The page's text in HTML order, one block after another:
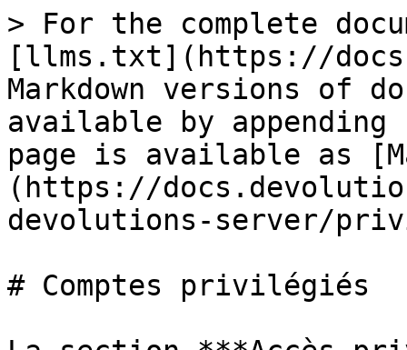
> For the complete documentation index, see [llms.txt](https://docs.devolutions.net/llms.txt). Markdown versions of documentation pages are available by appending `.md` to page URLs; this page is available as [Markdown](https://docs.devolutions.net/pam/fr/pam-with-devolutions-server/privileged-accounts.md).

# Comptes privilégiés

La section ***Accès privilégié*** permet de gérer tous les comptes privilégiés au sein d'un coffre PAM donné. Les comptes peuvent être organisés dans des dossiers ou enregistrés directement à la racine.

![](https://cdnweb.devolutions.net/docs/DVLS0000_2025_3.png)

Pour chaque compte privilégié, il est possible de gérer le processus d'extraction/restitution ou d'accéder à de nombreuses options depuis le menu contextuel ou le menu en haut à droite décrits ci-dessous.

![](https://cdnweb.devolutions.net/docs/DVLS0001_2025_3.png)

#### Plus

| Option                             | Description                                                                                                                                                                                                                                                                                                                                                                                                                                                                                                                                                                              |
| ---------------------------------- | ---------------------------------------------------------------------------------------------------------------------------------------------------------------------------------------------------------------------------------------------------------------------------------------------------------------------------------------------------------------------------------------------------------------------------------------------------------------------------------------------------------------------------------------------------------------------------------------- |
| Ajouter aux favoris                | Ajouter l'entrée au dossier ***Entrées favorites***.                                                                                                                                                                                                                                                                                                                                                                                                                                                                                                                                     |
| Copier le nom d'utilisateur        | Copier le nom d'utilisateur de l'entrée.                                                                                                                                                                                                                                                                                                                                                                                                                                                                                                                                                 |
| Renommer                           | Modifier le nom de l'entrée.                                                                                                                                                                                                                                                                                                                                                                                                                                                                                                                                                             |
| Vérifier l'état de synchronisation | Vérifier si le fournisseur peut toujours accéder au compte dans le domaine ou sur la machine SSH locale.                                                                                                                                                                                                                                                                                                                                                                                                                                                                                 |
| Extraire                           | Accéder au compte privilégié et le verrouiller.                                                                                                                                                                                                                                                                                                                                                                                                                                                                                                                                          |
| Historique des mots de passe       | Ouvrir la boîte de dialogue Historique des mots de passe.